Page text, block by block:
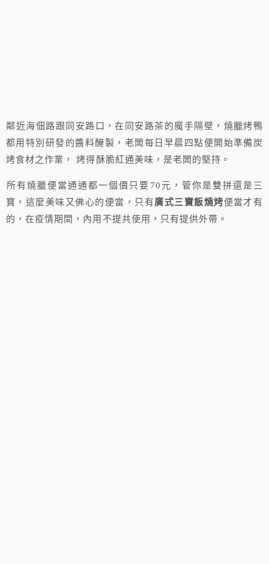
鄰近海佃路跟同安路口，在同安路茶的魔手隔壁，燒臘烤鴨
都用特別研發的醬料醃製，老闆每日早晨四點便開始準備炭
烤食材之作業， 烤得酥脆紅通美味，是老闆的堅持。
所有燒臘便當通通都一個價只要70元，管你是雙拼還是三
寶，這麼美味又佛心的便當，只有廣式三寶飯燒烤便當才有
的，在疫情期間，內用不提共使用，只有提供外帶。